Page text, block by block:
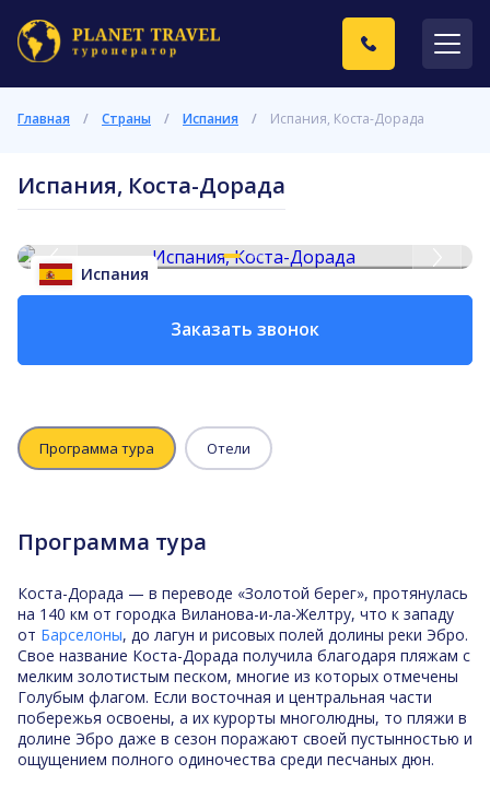
Главная / Страны / Испания / Испания, Коста-Дорада
Испания
Заказать звонок
Испания, Коста-Дорада
Программа тура Отели
Программа тура
Коста-Дорада — в переводе «Золотой берег», протянулась
на 140 км от городка Виланова-и-ла-Желтру, что к западу
от Барселоны, до лагун и рисовых полей долины реки Эбро.
Свое название Коста-Дорада получила благодаря пляжам с
мелким золотистым песком, многие из которых отмечены
Голубым флагом. Если восточная и центральная части
побережья освоены, а их курорты многолюдны, то пляжи в
долине Эбро даже в сезон поражают своей пустынностью и
ощущением полного одиночества среди песчаных дюн.